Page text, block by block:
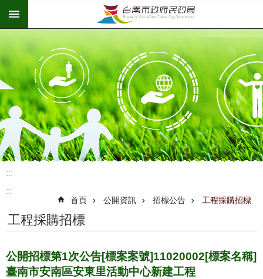
跳到主要內容區塊
:::
:::
首頁 公開資訊 招標公告 工程採購招標
工程採購招標
公開招標第1次公告[標案案號]11020002[標案名稱]
臺南市安南區安東里活動中心新建工程